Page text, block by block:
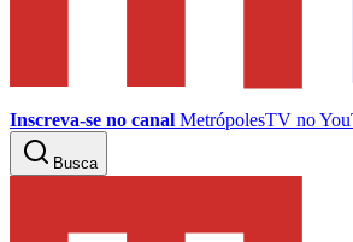
Inscreva-se no canal MetrópolesTV no
Busca